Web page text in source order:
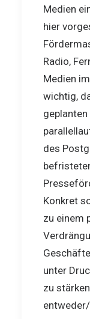
Medien
hier
Radio,
Medien
wichtig,
des
Konkret
zu einem
unter
zu